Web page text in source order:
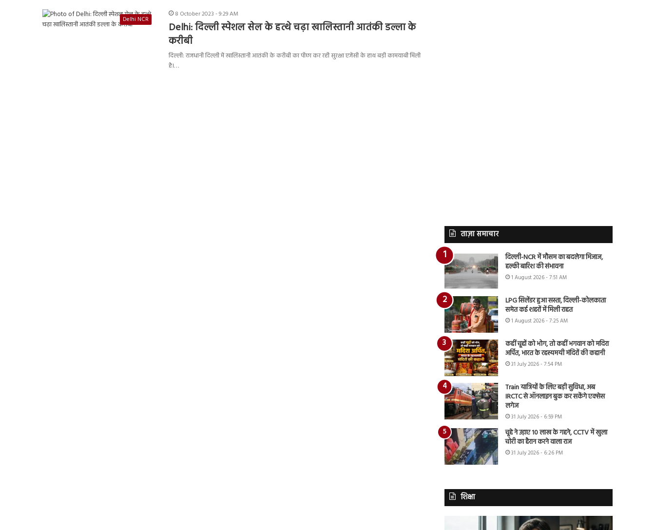
Delhi NCR
8 October 2023 - 9:29 AM
Delhi: दिल्ली स्पेशल सेल के हत्थे चढ़ा खालिस्तानी आतंकी डल्ला के
करीबी
दिल्ली: राजधानी दिल्ली में खालिस्तानी आतंकी के करीबी का पीछा कर रही सुरक्षा एजेंसी के हाथ बड़ी कामयाबी मिली
है।…
ताज़ा समाचार
दिल्ली-NCR में मौसम का बदलेगा मिजाज,
हल्की बारिश की संभावना
1 August 2026 - 7:51 AM
LPG सिलेंडर हुआ सस्ता, दिल्ली-कोलकाता
समेत कई शहरों में मिली राहत
1 August 2026 - 7:25 AM
कहीं चूहों को भोग, तो कहीं भगवान को मदिरा
अर्पित, भारत के रहस्यमयी मंदिरों की कहानी
31 July 2026 - 7:54 PM
Train यात्रियों के लिए बड़ी सुविधा, अब
IRCTC से ऑनलाइन बुक कर सकेंगे एक्सेस
लगेज
31 July 2026 - 6:59 PM
चूहे ने उड़ाए 10 लाख के गहने, CCTV में खुला
चोरी का हैरान करने वाला राज
31 July 2026 - 6:26 PM
शिक्षा